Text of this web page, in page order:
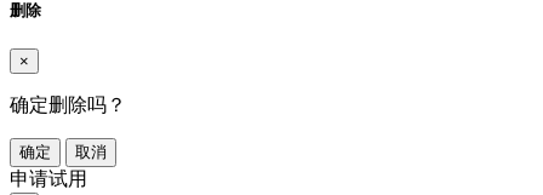
删除
×
确定删除吗？
确定 取消
申请试用